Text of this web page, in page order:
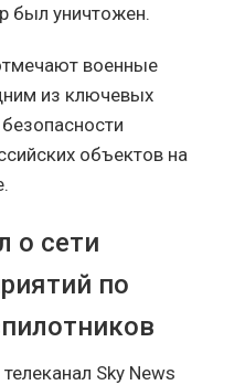
был уничтожен.
военные
из ключевых
объектов на
о сети
по
Sky News